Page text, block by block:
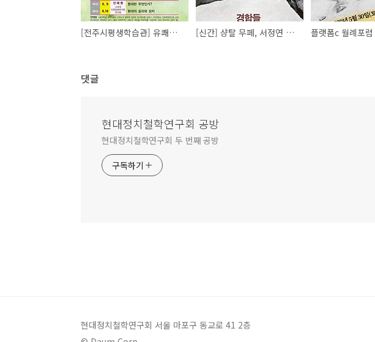
[전주시평생학습관] 유쾌한 인문학 제1탄 (개강 6/2) [신간] 샹탈 무페, 서정연 옮김, «경합들: 갈등과 적대의 세계를 정치적으로 사유하기», 난장, 2020.
댓글
현대정치철학연구회 공방
현대정치철학연구회 두 번째 공방
구독하기
현대정치철학연구회 서울 마포구 동교로 41 2층